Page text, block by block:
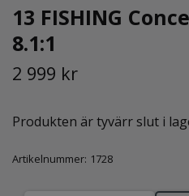
13 FISHING
8.1:1
2 999 kr
Produkten är tyvärr slut i
Artikelnummer: 1728